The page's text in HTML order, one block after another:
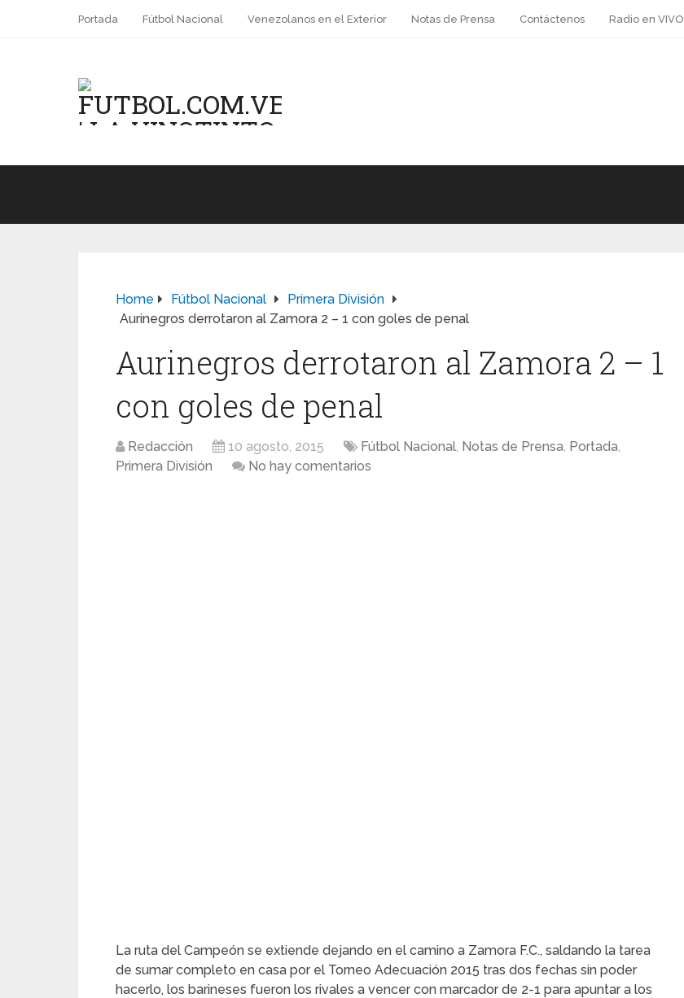
Portada Fútbol Nacional Venezolanos en el Exterior Notas de Prensa Contáctenos Radio en VIVO
Home Fútbol Nacional
Primera División
Aurinegros derrotaron al Zamora 2 – 1 con goles de penal
Aurinegros derrotaron al Zamora 2 – 1
con goles de penal
Redacción 10 agosto, 2015 Fútbol Nacional, Notas de Prensa, Portada,
Primera División
No hay comentarios
La ruta del Campeón se extiende dejando en el camino a Zamora F.C., saldando la tarea
de sumar completo en casa por el Torneo Adecuación 2015 tras dos fechas sin poder
hacerlo, los barineses fueron los rivales a vencer con marcador de 2-1 para apuntar a los